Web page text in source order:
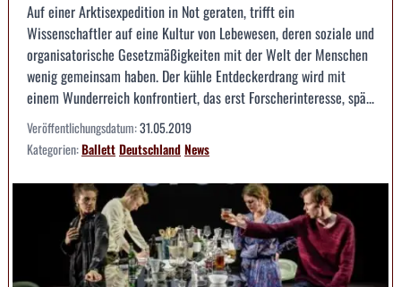
Auf einer Arktisexpedition in Not geraten, trifft ein
Wissenschaftler auf eine Kultur von Lebewesen, deren soziale und
organisatorische Gesetzmäßigkeiten mit der Welt der Menschen
wenig gemeinsam haben. Der kühle Entdeckerdrang wird mit
einem Wunderreich konfrontiert, das erst Forscherinteresse, spä...
Veröffentlichungsdatum:31.05.2019
Kategorien:BallettDeutschlandNews